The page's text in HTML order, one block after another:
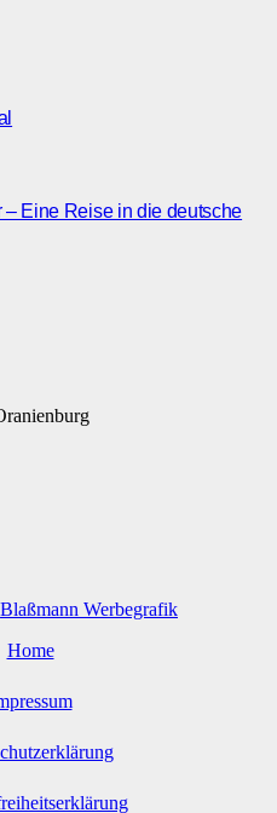
Eine Reise in die deutsche
Blaßmann Werbegrafik
Home